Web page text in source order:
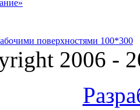
поверхностями 100*300
2006 -